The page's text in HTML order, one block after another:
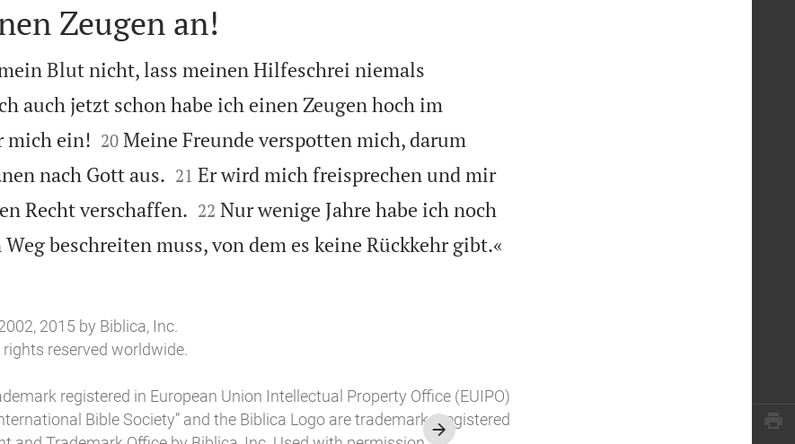
Zeugen an!
mein Blut nicht, lass meinen Hilfeschrei niemals
auch jetzt schon habe ich einen Zeugen hoch im
mich ein!
20 Meine Freunde verspotten mich, darum
nach Gott aus.
21 Er wird mich freisprechen und mir
Recht verschaffen.
22 Nur wenige Jahre habe ich noch
beschreiten muss, von dem es keine Rückkehr gibt.«
2015 by Biblica, Inc.
reserved worldwide.
registered in European Union Intellectual Property Office (EUIPO)
Bible Society” and the Biblica Logo are trademarks registered